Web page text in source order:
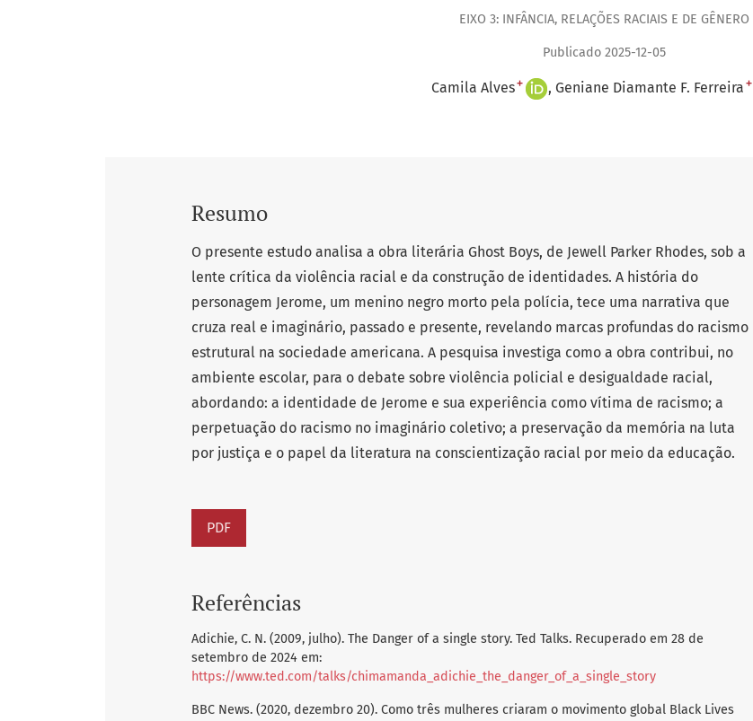
EIXO 3: INFÂNCIA, RELAÇÕES RACIAIS E DE GÊNERO
Publicado 2025-12-05
Camila Alves+ Geniane Diamante F. Ferreira +
Resumo
O presente estudo analisa a obra literária Ghost Boys, de Jewell Parker Rhodes, sob a
lente crítica da violência racial e da construção de identidades. A história do
personagem Jerome, um menino negro morto pela polícia, tece uma narrativa que
cruza real e imaginário, passado e presente, revelando marcas profundas do racismo
estrutural na sociedade americana. A pesquisa investiga como a obra contribui, no
ambiente escolar, para o debate sobre violência policial e desigualdade racial,
abordando: a identidade de Jerome e sua experiência como vítima de racismo; a
perpetuação do racismo no imaginário coletivo; a preservação da memória na luta
por justiça e o papel da literatura na conscientização racial por meio da educação.
PDF
Referências
Adichie, C. N. (2009, julho). The Danger of a single story. Ted Talks. Recuperado em 28 de
setembro de 2024 em:
https://www.ted.com/talks/chimamanda_adichie_the_danger_of_a_single_story
BBC News. (2020, dezembro 20). Como três mulheres criaram o movimento global Black Lives